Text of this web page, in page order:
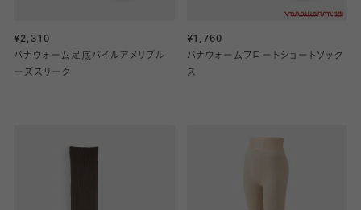
¥2,310
バナウォーム足底パイルアメリブル
ーズスリーク
¥1,760
バナウォームフロートショートソック
ス